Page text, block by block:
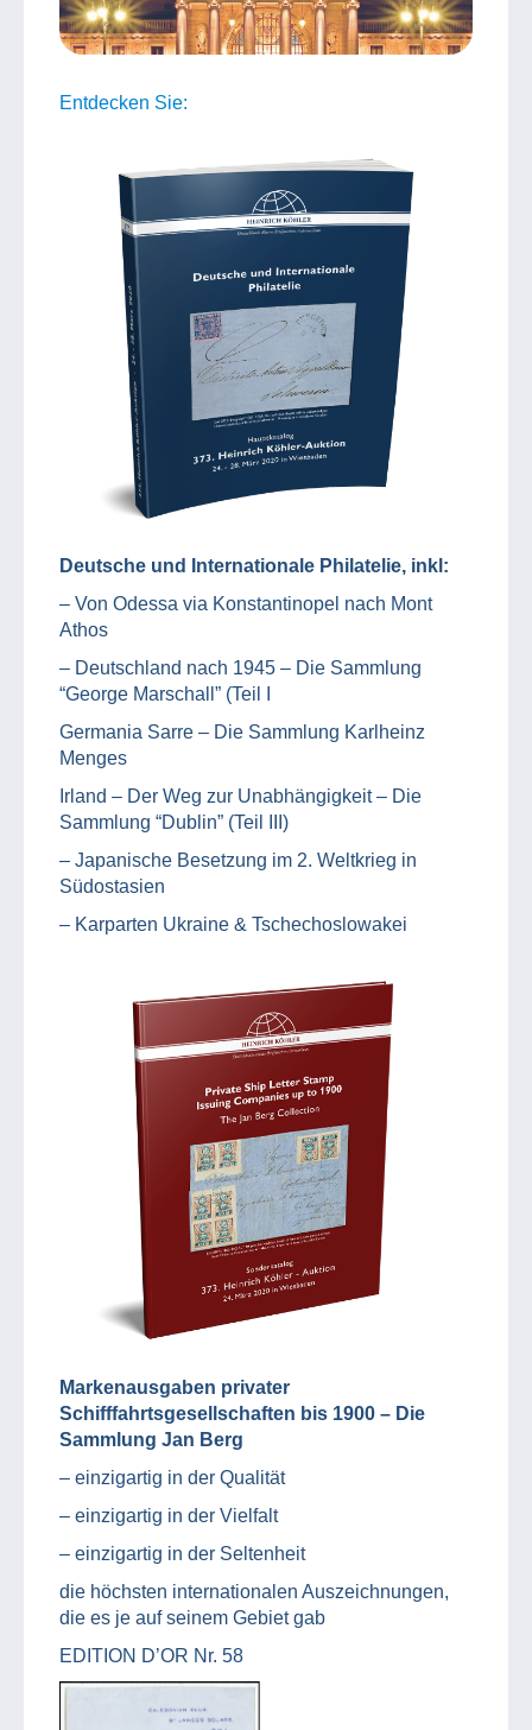
Entdecken Sie:
Deutsche und Internationale Philatelie, inkl:
– Von Odessa via Konstantinopel nach Mont
Athos
– Deutschland nach 1945 – Die Sammlung
“George Marschall” (Teil I
Germania Sarre – Die Sammlung Karlheinz
Menges
Irland – Der Weg zur Unabhängigkeit – Die
Sammlung “Dublin” (Teil III)
– Japanische Besetzung im 2. Weltkrieg in
Südostasien
– Karparten Ukraine & Tschechoslowakei
Markenausgaben privater
Schifffahrtsgesellschaften bis 1900 – Die
Sammlung Jan Berg
– einzigartig in der Qualität
– einzigartig in der Vielfalt
– einzigartig in der Seltenheit
die höchsten internationalen Auszeichnungen,
die es je auf seinem Gebiet gab
EDITION D’OR Nr. 58